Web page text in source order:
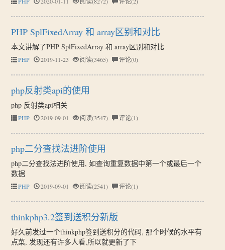
PHP SplFixedArray 和 array区别和对比
本文讲解了PHP SplFixedArray 和 array区别和对比
PHP 2019-11-23 阅读(3465) 评论(0)
php反射类api的使用
php 反射类api相关
PHP 2019-09-01 阅读(3547) 评论(1)
php二分查找法进阶使用
php二分查找法进阶使用, 如查询重复数据中第一个或最后一个
数据
PHP 2019-09-01 阅读(2541) 评论(1)
thinkphp3.2签到送积分新版
好久前发过一个thinkphp签到送积分的代码, 那个时候的水平有
点菜, 发现还有许多人看,所以就更新了下